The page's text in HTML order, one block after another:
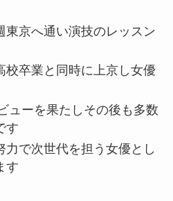
東京へ通い演技のレッスン
校卒業と同時に上京し女優
ューを果たしその後も多数
す
力で次世代を担う女優とし
す